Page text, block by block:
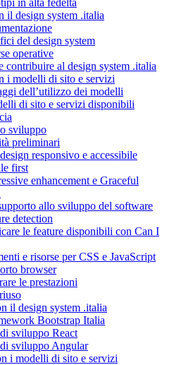
il design system .italia
del design system
operative
contribuire al design system .italia
i modelli di sito e servizi
dell’utilizzo dei modelli
di sito e servizi disponibili
sviluppo
preliminari
responsivo e accessibile
first
enhancement e Graceful
allo sviluppo del software
detection
le feature disponibili con Can I
e risorse per CSS e JavaScript
browser
le prestazioni
il design system .italia
Bootstrap Italia
sviluppo React
sviluppo Angular
i modelli di sito e servizi